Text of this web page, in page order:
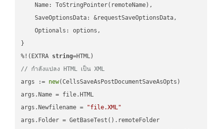
    Name: ToStringPointer(remoteName),
    SaveOptionsData: &requestSaveOptionsData,
    Optionals: options,
}
%!(EXTRA string
// กำลังแปลง HTML เป็น XML
args := new(CellsSaveAsPostDocumentSaveAsOpts)
args.Name = file.HTML
args.Newfilename =
"file.XML"
args.Folder = GetBaseTest().remoteFolder